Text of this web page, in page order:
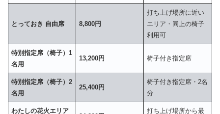
とっておき 自由席 8,800円
打ち上げ場所に近い
エリア・同上の椅子
利用可
特別指定席（椅子）1
名用
13,200円 椅子付き指定席
特別指定席（椅子）2
名用
25,400円
椅子付き指定席・2名
分
わたしの花火エリア
打ち上げ場所から最